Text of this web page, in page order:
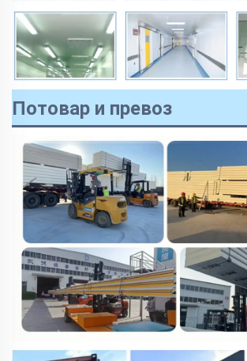
Потовар и превоз